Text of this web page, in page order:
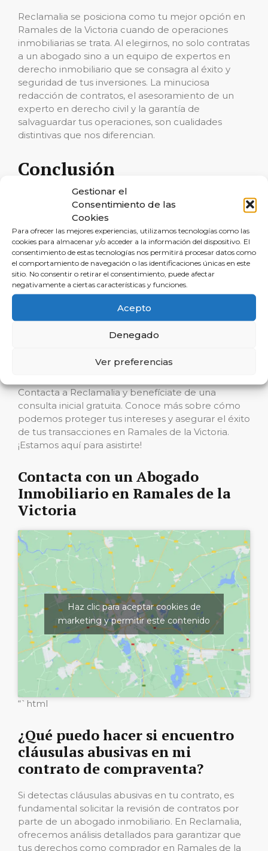
Gestionar el
Consentimiento de las
Cookies
Para ofrecer las mejores experiencias, utilizamos tecnologías como las
cookies para almacenar y/o acceder a la información del dispositivo. El
consentimiento de estas tecnologías nos permitirá procesar datos como
el comportamiento de navegación o las identificaciones únicas en este
sitio. No consentir o retirar el consentimiento, puede afectar
negativamente a ciertas características y funciones.
Acepto
Denegado
Ver preferencias
Reclamalia se posiciona como tu mejor opción en
Ramales de la Victoria cuando de operaciones
inmobiliarias se trata. Al elegirnos, no solo contratas
a un abogado sino a un equipo de expertos en
derecho inmobiliario que se consagra al éxito y
seguridad de tus inversiones. La minuciosa
redacción de contratos, el asesoramiento de un
experto en derecho civil y la garantía de
salvaguardar tus operaciones, son cualidades
distintivas que nos diferencian.
Conclusión
Contratar a un abogado inmobiliario en lugar de
acudir directamente a una inmobiliaria en Ramales
de la Victoria es una decisión inteligente que
refuerza la seguridad y potencia el beneficio en
cualquier tipo de operación inmobiliaria.
Reclamalia, con su experticia en derecho
inmobiliario, te brinda una asesoría integral que es
indispensable para prosperar en el mercado
Llamada a la acción
¿Deseas maximizar la seguridad y el retorno de
Contacta a Reclamalia y benefíciate de una
consulta inicial gratuita. Conoce más sobre cómo
podemos proteger tus intereses y asegurar el éxito
de tus transacciones en Ramales de la Victoria.
¡Estamos aquí para asistirte!
Contacta con un Abogado
Inmobiliario en Ramales de la
Victoria
Haz clic para aceptar cookies de
marketing y permitir este contenido
“`html
¿Qué puedo hacer si encuentro
cláusulas abusivas en mi
contrato de compraventa?
Si detectas cláusulas abusivas en tu contrato, es
fundamental solicitar la revisión de contratos por
parte de un abogado inmobiliario. En Reclamalia,
ofrecemos análisis detallados para garantizar que
tus derechos como comprador en Ramales de la